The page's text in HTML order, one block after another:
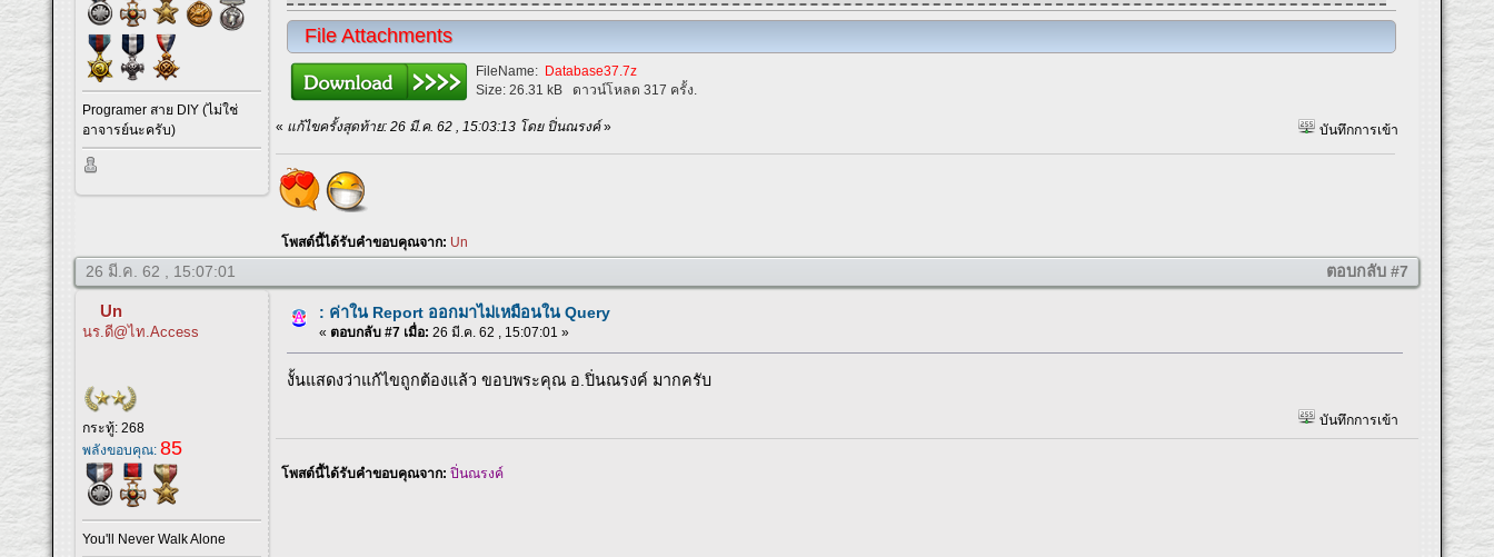
Programer สาย DIY (ไม่ใช่
อาจารย์นะครับ)
File Attachments
FileName: Database37.7z
Size:26.31 kB ดาวน์โหลด 317 ครั้ง.
« แก้ไขครั้งสุดท้าย: 26 มี.ค. 62 , 15:03:13 โดย ปิ่นณรงค์» บันทึกการเข้า
โพสต์นี้ได้รับคำขอบคุณจาก: Un
26 มี.ค. 62 , 15:07:01 ตอบกลับ #7
Un
นร.ดี@ไท.Access
กระทู้: 268
พลังขอบคุณ:85
You'll Never Walk Alone
: ค่าใน Report ออกมาไม่เหมือนใน Query
« ตอบกลับ #7 เมื่อ: 26 มี.ค. 62 , 15:07:01 »
งั้นแสดงว่าแก้ไขถูกต้องแล้ว ขอบพระคุณ อ.ปิ่นณรงค์ มากครับ
บันทึกการเข้า
โพสต์นี้ได้รับคำขอบคุณจาก:ปิ่นณรงค์